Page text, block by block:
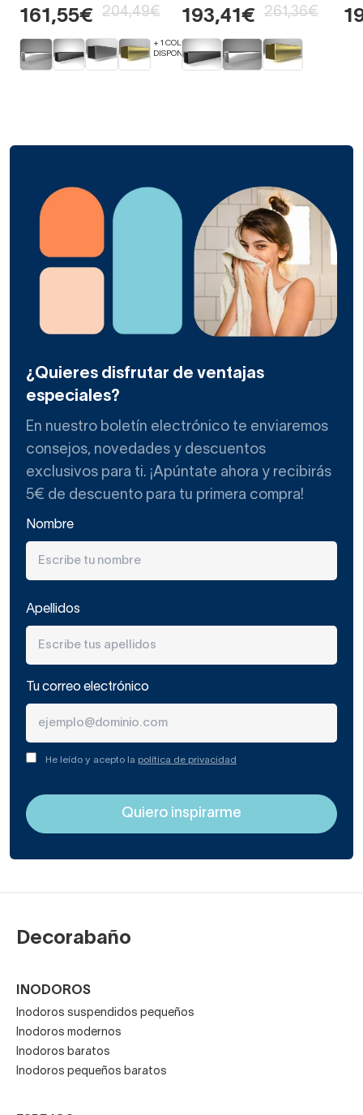
161,55€ 204,49€
+ 1 COLORES
DISPONIBLES
193,41€ 261,36€
¿Quieres disfrutar de ventajas
especiales?
En nuestro boletín electrónico te enviaremos
consejos, novedades y descuentos
exclusivos para ti. ¡Apúntate ahora y recibirás
5€ de descuento para tu primera compra!
Nombre
Apellidos
Tu correo electrónico
He leído y acepto la política de privacidad
Decorabaño
INODOROS
Inodoros suspendidos pequeños
Inodoros modernos
Inodoros baratos
Inodoros pequeños baratos